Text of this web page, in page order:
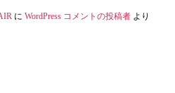
に WordPress コメントの投稿者より